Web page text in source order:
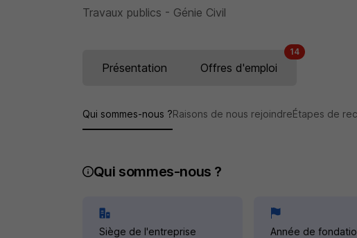
Travaux publics - Génie Civil
Présentation Offres d'emploi
14
Qui sommes-nous ?Raisons de nous rejoindreÉtapes de
Qui sommes-nous ?
Siège de l'entreprise Année de